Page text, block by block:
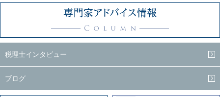
税理士インタビュー
ブログ